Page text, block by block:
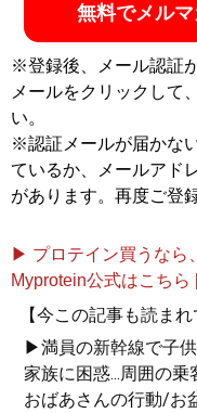
無料でメル
※登録後、メール認証
メールをクリックして
い。
※認証メールが届かな
ているか、メールアド
があります。再度ご登
▶ プロテイン買うなら
Myprotein公式はこちら
【今この記事も読まれ
▶満員の新幹線で子
家族に困惑...周囲の乗
おばあさんの行動/お